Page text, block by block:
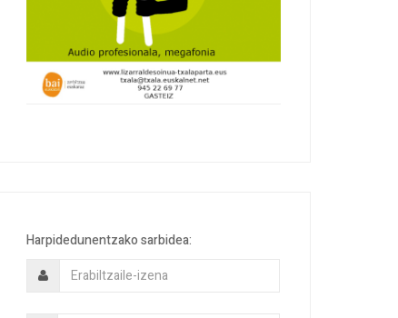
Harpidedunentzako sarbidea: